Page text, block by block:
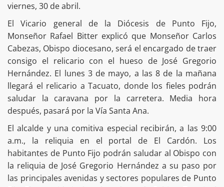
viernes, 30 de abril.
El Vicario general de la Diócesis de Punto Fijo,
Monseñor Rafael Bitter explicó que Monseñor Carlos
Cabezas, Obispo diocesano, será el encargado de traer
consigo el relicario con el hueso de José Gregorio
Hernández. El lunes 3 de mayo, a las 8 de la mañana
llegará el relicario a Tacuato, donde los fieles podrán
saludar la caravana por la carretera. Media hora
después, pasará por la Vía Santa Ana.
El alcalde y una comitiva especial recibirán, a las 9:00
a.m., la reliquia en el portal de El Cardón. Los
habitantes de Punto Fijo podrán saludar al Obispo con
la reliquia de José Gregorio Hernández a su paso por
las principales avenidas y sectores populares de Punto